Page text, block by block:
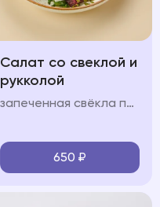
Салат со свеклой и
рукколой
запеченная свёкла подается с сыром фета, орехово-медовой заправкой и тыквенными семечками с добавлением руколы
650 ₽